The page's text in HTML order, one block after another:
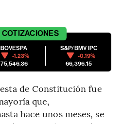
COTIZACIONES
-1.23%
S&P/BMV IPC
-0.19%
66,396.15
de Constitución fue
que,
hace unos meses, se